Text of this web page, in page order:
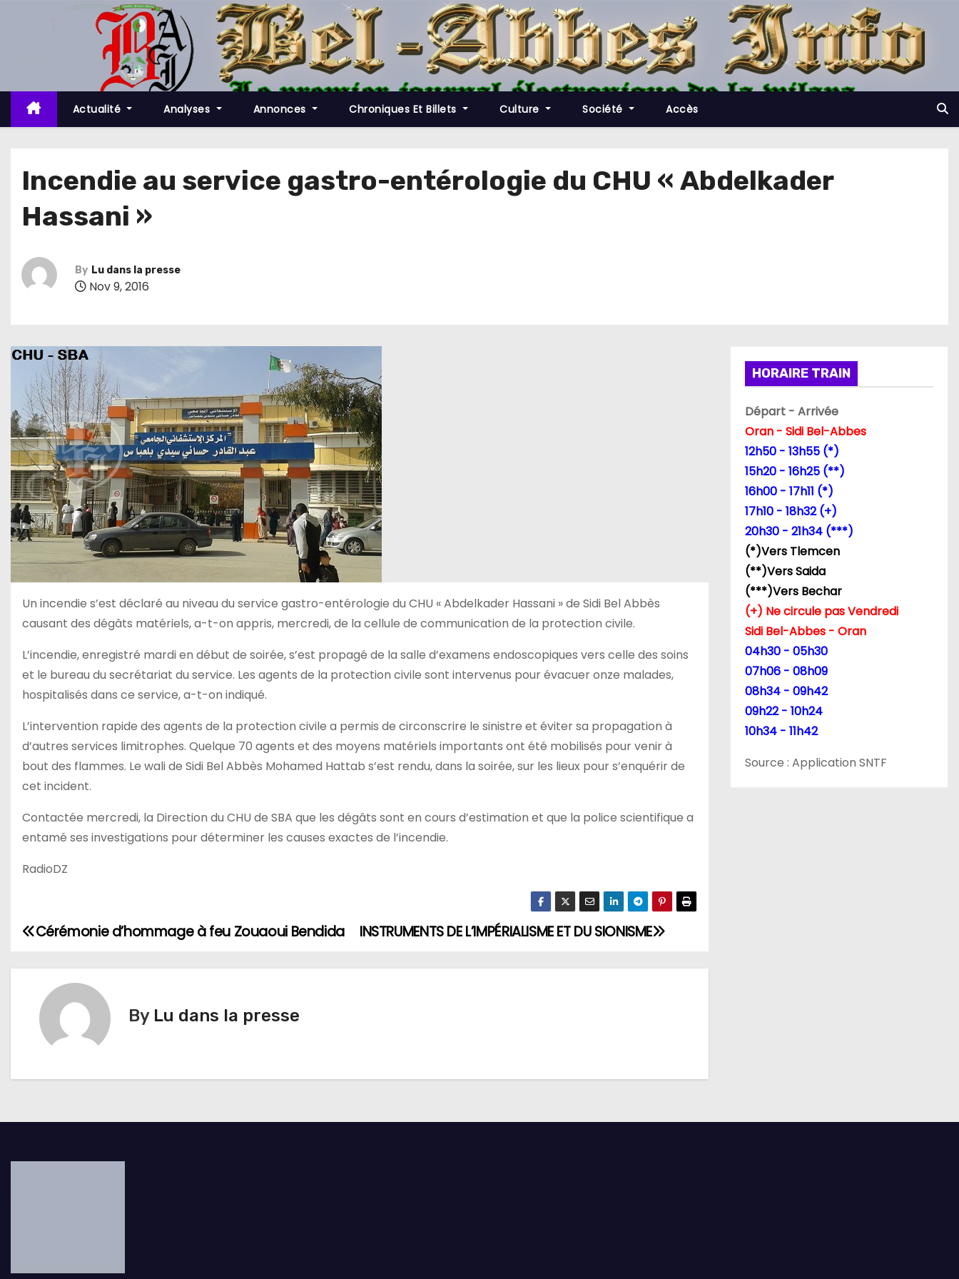
t
c
Actualité Analyses Annonces Chroniques Et Billets Culture Société Accès
Incendie au service gastro-entérologie du CHU « Abdelkader
Hassani »
By Lu dans la presse
Nov 9, 2016
Un incendie s’est déclaré au niveau du service gastro-entérologie du CHU « Abdelkader Hassani » de Sidi Bel Abbès
causant des dégâts matériels, a-t-on appris, mercredi, de la cellule de communication de la protection civile.
L’incendie, enregistré mardi en début de soirée, s’est propagé de la salle d’examens endoscopiques vers celle des soins
et le bureau du secrétariat du service. Les agents de la protection civile sont intervenus pour évacuer onze malades,
hospitalisés dans ce service, a-t-on indiqué.
L’intervention rapide des agents de la protection civile a permis de circonscrire le sinistre et éviter sa propagation à
d’autres services limitrophes. Quelque 70 agents et des moyens matériels importants ont été mobilisés pour venir à
bout des flammes. Le wali de Sidi Bel Abbès Mohamed Hattab s’est rendu, dans la soirée, sur les lieux pour s’enquérir de
cet incident.
Contactée mercredi, la Direction du CHU de SBA que les dégâts sont en cours d’estimation et que la police scientifique a
entamé ses investigations pour déterminer les causes exactes de l’incendie.
RadioDZ
N
a
a
t
e
INSTRUMENTS DE L’IMPÉRIALISME ET DU SIONISME
Cérémonie d’hommage à feu Zouaoui Bendida
By Lu dans la presse
HORAIRE TRAIN
Départ - Arrivée
Oran - Sidi Bel-Abbes
12h50 - 13h55 (*)
15h20 - 16h25 (**)
16h00 - 17h11 (*)
17h10 - 18h32 (+)
20h30 - 21h34 (***)
(*)Vers Tlemcen
(**)Vers Saida
(***)Vers Bechar
(+) Ne circule pas Vendredi
Sidi Bel-Abbes - Oran
04h30 - 05h30
07h06 - 08h09
08h34 - 09h42
09h22 - 10h24
10h34 - 11h42
Source : Application SNTF